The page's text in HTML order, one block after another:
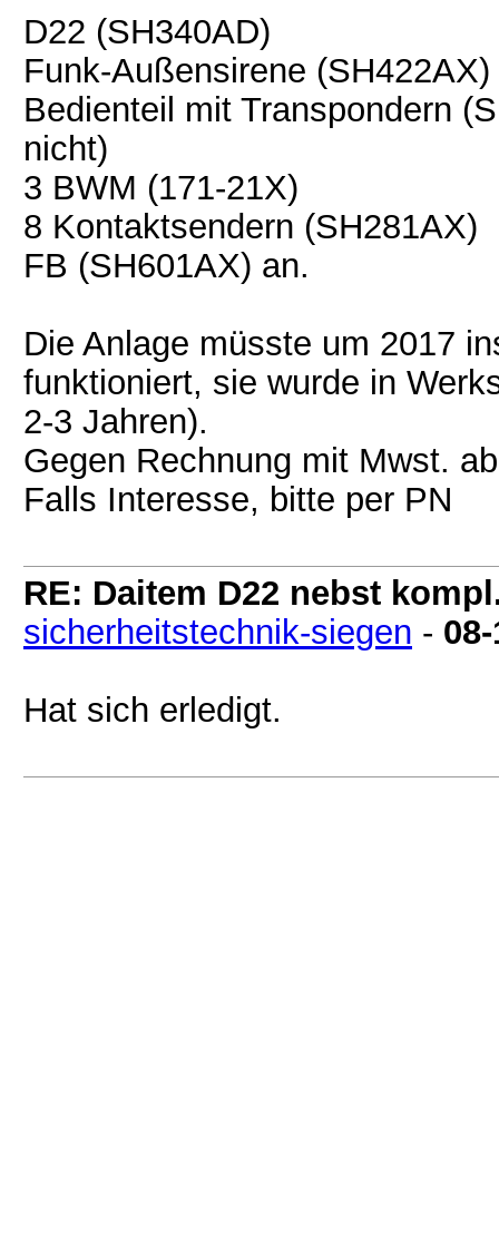
D22 (SH340AD)
Funk-Außensirene (SH422AX)
Bedienteil mit Transpondern
nicht)
3 BWM (171-21X)
8 Kontaktsendern (SH281AX)
FB (SH601AX) an.
Die Anlage müsste um 2017
funktioniert, sie wurde in
2-3 Jahren).
Gegen Rechnung mit Mwst.
Falls Interesse, bitte per PN
RE: Daitem D22 nebst
sicherheitstechnik-siegen -
Hat sich erledigt.